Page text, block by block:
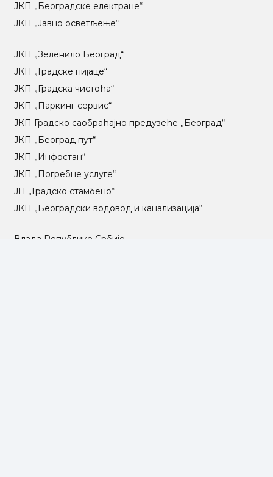
ЈКП „Београдске електране“
ЈКП „Јавно осветљење“
ЈКП „Зеленило Београд“
ЈКП „Градске пијаце“
ЈКП „Градска чистоћа“
ЈКП „Паркинг сервис“
ЈКП Градско саобраћајно предузеће „Београд“
ЈКП „Београд пут“
ЈКП „Инфостан“
ЈКП „Погребне услуге“
ЈП „Градско стамбено“
ЈКП „Београдски водовод и канализација“
Влада Републике Србије